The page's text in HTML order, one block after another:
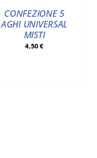
CONFEZIONE 5
AGHI UNIVERSAL
MISTI
4,50€